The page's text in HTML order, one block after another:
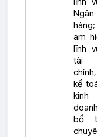
Ngân
hàng;
am
lĩnh
tài
chính,
kế
kinh
doanh
bổ